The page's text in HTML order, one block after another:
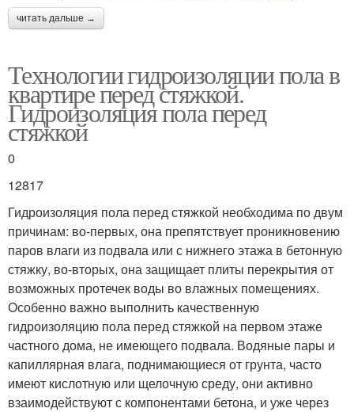
читать дальше →
Технологии гидроизоляции пола в
квартире перед стяжкой.
Гидроизоляция пола перед
стяжкой
0
12817
Гидроизоляция пола перед стяжкой необходима по двум
причинам: во-первых, она препятствует проникновению
паров влаги из подвала или с нижнего этажа в бетонную
стяжку, во-вторых, она защищает плиты перекрытия от
возможных протечек воды во влажных помещениях.
Особенно важно выполнить качественную
гидроизоляцию пола перед стяжкой на первом этаже
частного дома, не имеющего подвала. Водяные пары и
капиллярная влага, поднимающиеся от грунта, часто
имеют кислотную или щелочную среду, они активно
взаимодействуют с компонентами бетона, и уже через